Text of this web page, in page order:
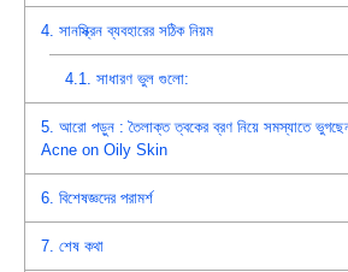
4. সানস্ক্রিন ব্যবহারের সঠিক নিয়ম
4.1. সাধারণ ভুল গুলো:
5. আরো পড়ুন : তৈলাক্ত ত্বকের ব্রণ নিয়ে সমস্যাতে
Acne on Oily Skin
6. বিশেষজ্ঞদের পরামর্শ
7. শেষ কথা